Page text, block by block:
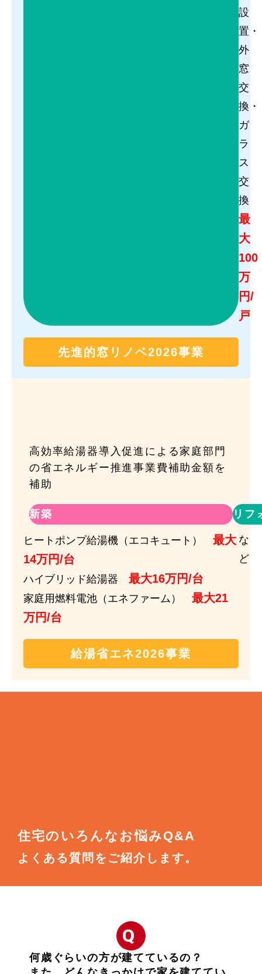
設
置・
外
窓
交
換・
ガ
ラ
ス
交
換
最
大
100
万
円/
戸
先進的窓リノベ2026事業
高効率給湯器導入促進による家庭部門
の省エネルギー推進事業費補助金額を
補助
新築 リフ
ヒートポンプ給湯機（エコキュート）
最大
14万円/台
ハイブリッド給湯器 最大16万円/台
家庭用燃料電池（エネファーム）
最大21
万円/台
な
ど
給湯省エネ2026事業
住宅のいろんなお悩みQ&A
よくある質問をご紹介します。
Q
何歳ぐらいの方が建てているの？